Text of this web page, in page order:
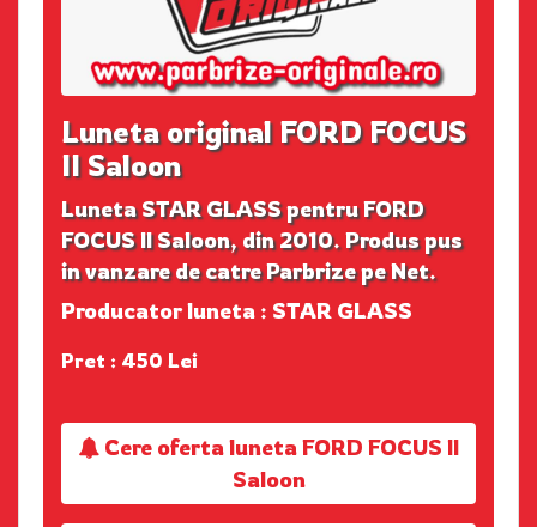
Luneta original FORD FOCUS
II Saloon
Luneta STAR GLASS pentru FORD
FOCUS II Saloon, din 2010. Produs pus
in vanzare de catre Parbrize pe Net.
Producator luneta : STAR GLASS
Pret : 450 Lei
Cere oferta luneta FORD FOCUS II
Saloon